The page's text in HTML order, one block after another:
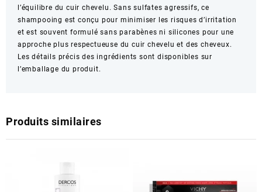
l’équilibre du cuir chevelu. Sans sulfates agressifs, ce
shampooing est conçu pour minimiser les risques d’irritation
et est souvent formulé sans parabènes ni silicones pour une
approche plus respectueuse du cuir chevelu et des cheveux.
Les détails précis des ingrédients sont disponibles sur
l’emballage du produit.
Produits similaires